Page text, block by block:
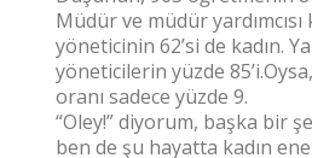
Müdür ve müdür
yöneticinin 62’si de kadın.
yöneticilerin yüzde
oranı sadece yüzde 9.
“Oley!” diyorum, başka bir
ben de şu hayatta kadın